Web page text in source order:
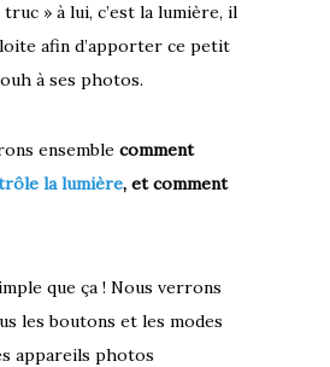
truc » à lui, c’est la lumière, il
afin d’apporter ce petit
à ses photos.
ensemble comment
la lumière, et comment
que ça ! Nous verrons
les boutons et les modes
appareils photos